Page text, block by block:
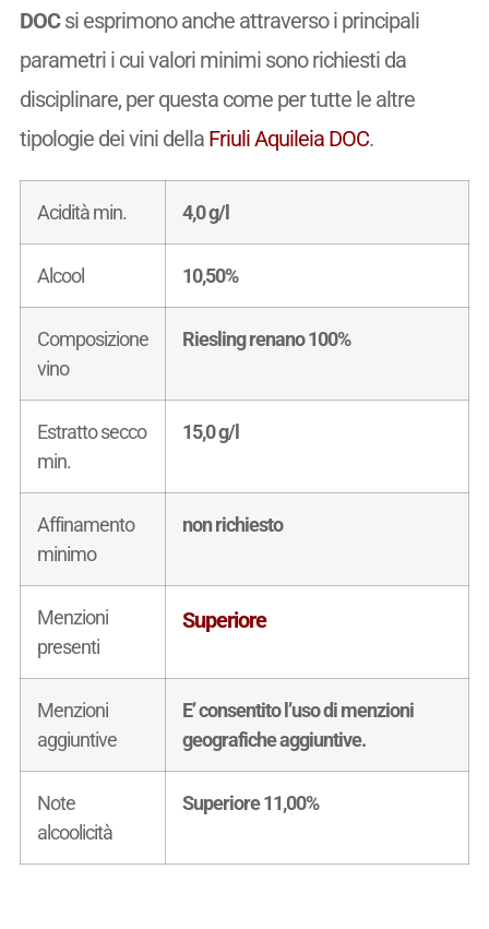
DOCsi esprimono anche attraverso i principali
parametri i cui valori minimi sono richiesti da
disciplinare, per questa come per tutte le altre
tipologie dei vini della Friuli Aquileia DOC.
Acidità min. 4,0 g/l
Alcool 10,50%
Composizione
vino
Riesling renano 100%
Estratto secco
min.
15,0 g/l
Affinamento
minimo
non richiesto
Menzioni
presenti
Superiore
Menzioni
aggiuntive
E’ consentito l’uso di menzioni
geografiche aggiuntive.
Note
alcoolicità
Superiore 11,00%